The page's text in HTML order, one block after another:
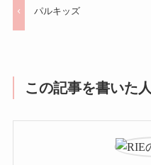
パルキッズ
この記事を書いた人